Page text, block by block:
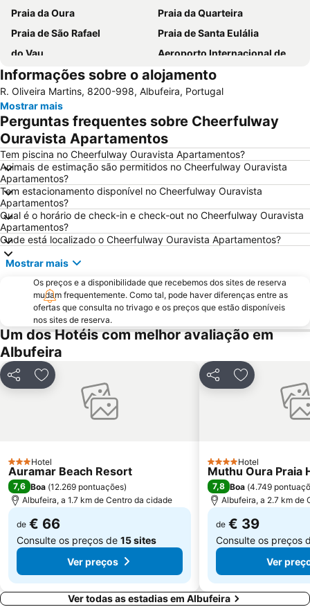
Praia da Oura
Praia da Quarteira
Praia de São Rafael
Praia de Santa Eulália
do Vau
Aeroporto Internacional de Faro - Gago Coutinho
Praia da Galé
slide & splash
Praia dos Pescadores
Autodrómo Internacional Algarve
Vilamoura Marina
Praia da Ilha da Armona
Balaia Golf Village
Praia do Barril
de Armação de Pera
Meia Praia
Aldeia das Açoteias
Montechoro
Fuseta(Mar) Beach
De Vilamoura
Olhos de Água
Marina de Portimão
Estádio Algarve
Praia do Carvoeiro
Inatel Beach
Praia Dona Ana
Do Alvor
Aqualand Algarve
Prainha
Areias de São João
Praia do Burgau
Praia de Porto de Mós
Marina de Lagos
Praia do Ancão
Praia Maria Luísa
Vale De Parra
Informações sobre o alojamento
R. Oliveira Martins, 8200-998, Albufeira, Portugal
Mostrar mais
Perguntas frequentes sobre Cheerfulway
Ouravista Apartamentos
Tem piscina no Cheerfulway Ouravista Apartamentos?
Animais de estimação são permitidos no Cheerfulway Ouravista
Apartamentos?
Tem estacionamento disponível no Cheerfulway Ouravista
Apartamentos?
Qual é o horário de check-in e check-out no Cheerfulway Ouravista
Apartamentos?
Onde está localizado o Cheerfulway Ouravista Apartamentos?
Mostrar mais
Os preços e a disponibilidade que recebemos dos sites de reserva
mudam frequentemente. Como tal, pode haver diferenças entre as
ofertas que consulta no trivago e os preços que estão disponíveis
nos sites de reserva.
Um dos Hotéis com melhor avaliação em
Albufeira
PartilharAdicionar aos favoritos
3 Estrelas
Hotel
Auramar Beach Resort
7,6 Boa (12.269 pontuações)
Albufeira, a 1.7 km de Centro da cidade
de € 66
Consulte os preços de 15 sites
Ver preços
PartilharAdicionar
4 Estrelas
Hotel
Muthu Oura Praia
7,8 Boa (4.749
Albufeira, a 2.7 km de
de € 39
Consulte os preços
Ver
Ver todas as estadias em Albufeira